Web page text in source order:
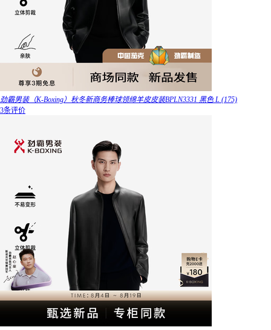
劲霸男装（K-Boxing）秋冬新商务棒球领绵羊皮皮装BPLN3331 黑色 L (175)
3条评价